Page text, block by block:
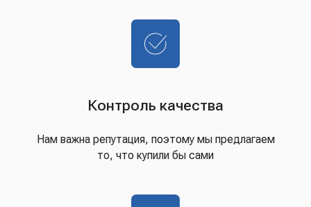
Контроль качества
Нам важна репутация, поэтому мы предлагаем
то, что купили бы сами